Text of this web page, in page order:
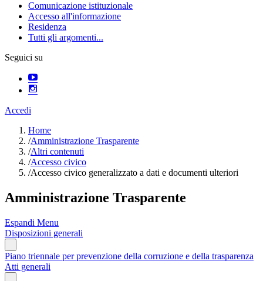
Comunicazione istituzionale
Accesso all'informazione
Residenza
Tutti gli argomenti...
Seguici su
Accedi
Home
/Amministrazione Trasparente
/Altri contenuti
/Accesso civico
/Accesso civico generalizzato a dati e documenti ulteriori
Amministrazione Trasparente
Espandi Menu
Disposizioni generali
Piano triennale per prevenzione della corruzione e della trasparenza
Atti generali